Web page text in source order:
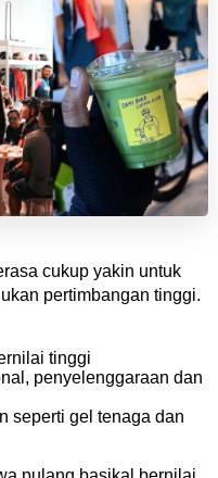
cukup yakin untuk
pertimbangan tinggi.
tinggi
penyelenggaraan dan
seperti gel tenaga dan